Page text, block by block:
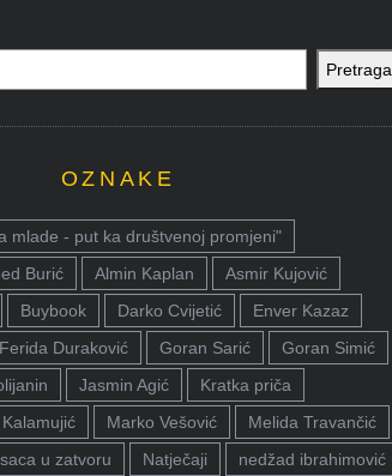
Pretraga
OZNAKE
mlade - put ka društvenoj promjeni"
Burić Almin Kaplan
Asmir Kujović
Buybook Darko Cvijetić
Enver Kazaz
Ferida Duraković Goran Sarić
Goran Simić
Jasmin Agić
Kratka priča
Marko Vešović
Melida Travančić
u zatvoru
Natječaji
nedžad ibrahimović